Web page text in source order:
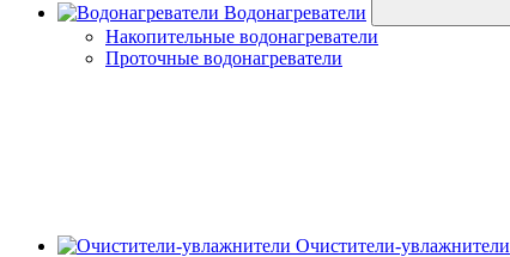
Водонагреватели
Накопительные водонагреватели
Проточные водонагреватели
Очистители-увлажнители